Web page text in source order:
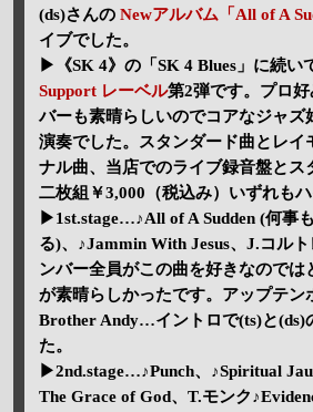
(ds)さんのNewアルバム「All of A
イブでした。
▶《SK 4》の「SK 4 Blues」に続い
Support レーベル第2弾です。プロ
バーも素晴らしいのでコアなジャズ
演奏でした。スタンダード曲とレイ
ナル曲、当店でのライブ録音盤とス
二枚組￥3,000（税込み）いずれもハ
▶1st.stage…♪All of A Sudden (何事
る)、♪Jammin With Jesus、J.コル
ンバー全員がこの曲を好きなのでは
が素晴らしかったです。アップテン
Brother Andy…イントロで(ts)と(ds)
た。
▶2nd.stage…♪Punch、♪Spiritual
The Grace of God、T.モンク